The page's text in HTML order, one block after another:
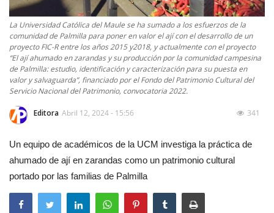
La Universidad Católica del Maule se ha sumado a los esfuerzos de la
comunidad de Palmilla para poner en valor el ají con el desarrollo de un
proyecto FIC-R entre los años 2015 y2018, y actualmente con el proyecto
“El ají ahumado en zarandas y su producción por la comunidad campesina
de Palmilla: estudio, identificación y caracterización para su puesta en
valor y salvaguarda”, financiado por el Fondo del Patrimonio Cultural del
Servicio Nacional del Patrimonio, convocatoria 2022.
Editora Abril 12, 2024 - 15:56 341
Un equipo de académicos de la UCM investiga la práctica de
ahumado de ají en zarandas como un patrimonio cultural
portado por las familias de Palmilla